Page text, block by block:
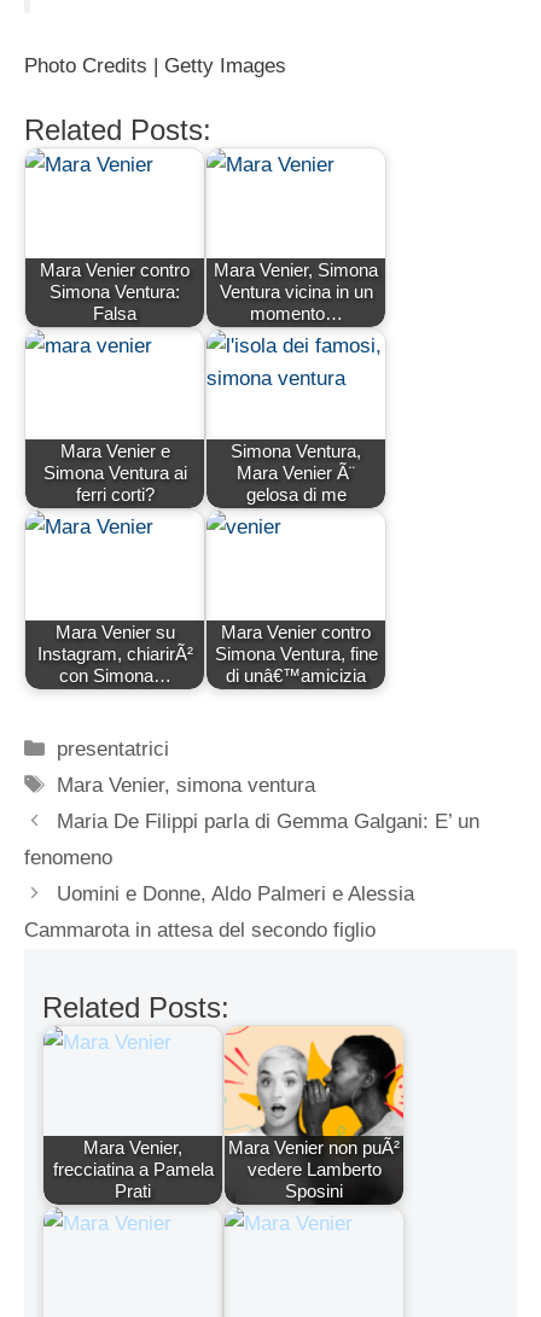
Photo Credits | Getty Images
Related Posts:
Mara Venier contro
Simona Ventura:
Falsa
Mara Venier, Simona
Ventura vicina in un
momento…
Mara Venier e
Simona Ventura ai
ferri corti?
Simona Ventura,
Mara Venier Ã¨
gelosa di me
Mara Venier su
Instagram, chiarirÃ²
con Simona…
Mara Venier contro
Simona Ventura, fine
di unâ€™amicizia
Categorie
presentatrici
Tag
Mara Venier,simona ventura
Maria De Filippi parla di Gemma Galgani: E’ un
fenomeno
Uomini e Donne, Aldo Palmeri e Alessia
Cammarota in attesa del secondo figlio
Related Posts:
Mara Venier,
frecciatina a Pamela
Prati
Mara Venier non puÃ²
vedere Lamberto
Sposini